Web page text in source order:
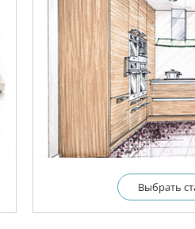
Выбрать